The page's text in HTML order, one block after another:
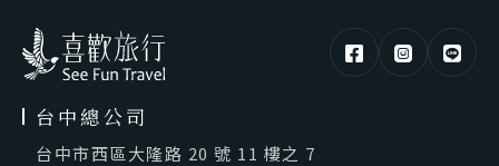
台中總公司
台中市西區大隆路 20 號 11 樓之 7